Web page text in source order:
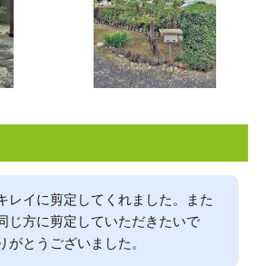
レイに剪定してくれました。また
じ方に剪定していただきたいで
がとうございました。